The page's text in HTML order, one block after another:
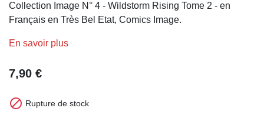
Collection Image N° 4 - Wildstorm Rising Tome 2 - en
Français en Très Bel Etat, Comics Image.
En savoir plus
7,90 €
 Rupture de stock